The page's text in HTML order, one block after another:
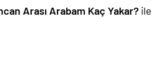
Arası Arabam Kaç Yakar? ile